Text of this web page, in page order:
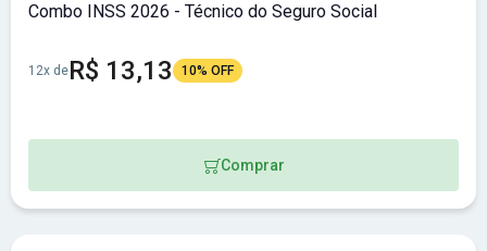
Combo INSS 2026 - Técnico do Seguro Social
12x deR$ 13,13 10% OFF
Comprar